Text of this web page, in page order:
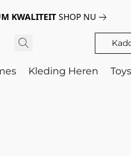
KWALITEIT SHOP NU
Kleding Heren